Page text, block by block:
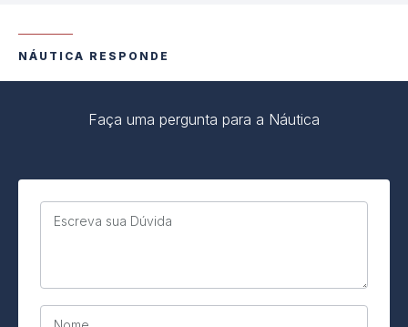
NÁUTICA RESPONDE
Faça uma pergunta para a Náutica
Escreva sua Dúvida